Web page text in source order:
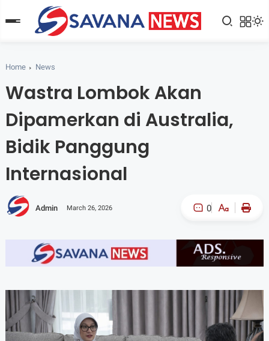
Home News
Wastra Lombok Akan
Dipamerkan di Australia,
Bidik Panggung
Internasional
Admin March 26, 2026 0
A- A+